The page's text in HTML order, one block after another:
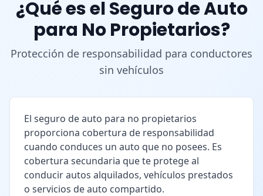
¿Qué es el Seguro de Auto
para No Propietarios?
Protección de responsabilidad para conductores
sin vehículos
El seguro de auto para no propietarios
proporciona cobertura de responsabilidad
cuando conduces un auto que no posees. Es
cobertura secundaria que te protege al
conducir autos alquilados, vehículos prestados
o servicios de auto compartido.